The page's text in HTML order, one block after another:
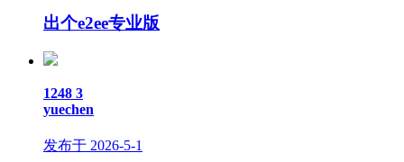
出个e2ee专业版
1248 3
yuechen
发布于 2026-5-1